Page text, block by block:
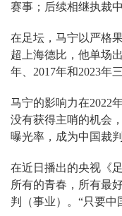
赛事；后续相继执裁
在足坛，马宁以严格
超上海德比，他单场
年、2017年和2023年
马宁的影响力在2022
没有获得主哨的机会
曝光率，成为中国裁
在近日播出的央视《
所有的青春，所有最
判（事业）。“只要